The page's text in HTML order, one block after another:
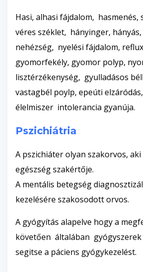
Hasi, alhasi fájdalom, hasmenés,
véres széklet, hányinger, hányás,
nehézség, nyelési fájdalom,
gyomorfekély, gyomor polyp,
lisztérzékenység, gyulladásos
vastagbél poylp, epeúti
élelmiszer intolerancia gyanúja.
Pszichiátria
A pszichiáter olyan szakorvos,
egészség szakértője.
A mentális betegség
kezelésére szakosodott orvos.
A gyógyítás alapelve hogy a
követően általában gyógyszerek
segitse a páciens gyógykezelést.